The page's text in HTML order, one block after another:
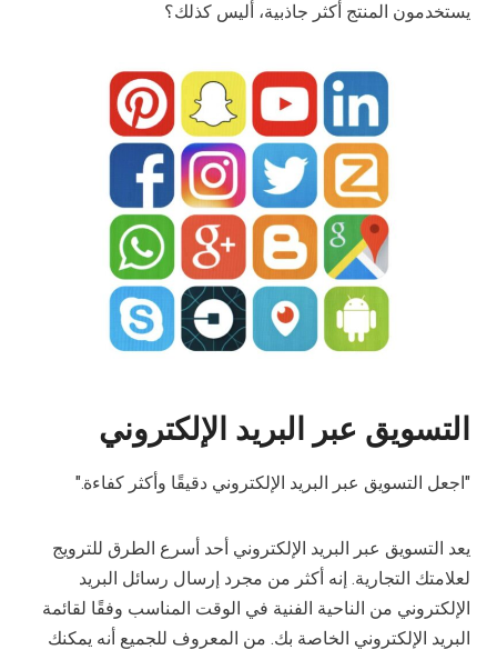
يستخدمون المنتج أكثر جاذبية، أليس كذلك؟
التسويق عبر البريد الإلكتروني
"اجعل التسويق عبر البريد الإلكتروني دقيقًا وأكثر كفاءة."
يعد التسويق عبر البريد الإلكتروني أحد أسرع الطرق للترويج
لعلامتك التجارية. إنه أكثر من مجرد إرسال رسائل البريد
الإلكتروني من الناحية الفنية في الوقت المناسب وفقًا لقائمة
البريد الإلكتروني الخاصة بك. من المعروف للجميع أنه يمكنك